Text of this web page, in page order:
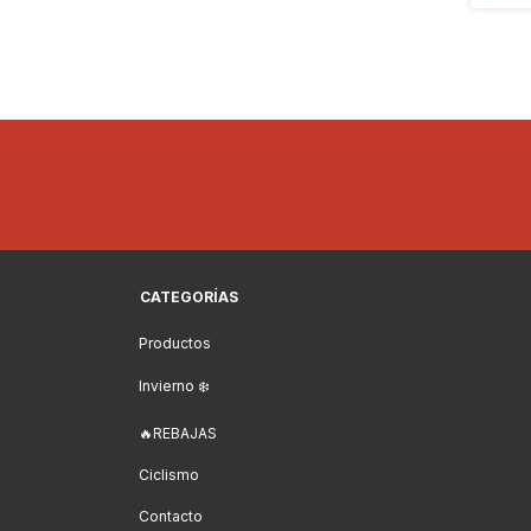
CATEGORÍAS
Productos
Invierno ❄️
🔥REBAJAS
Ciclismo
Contacto